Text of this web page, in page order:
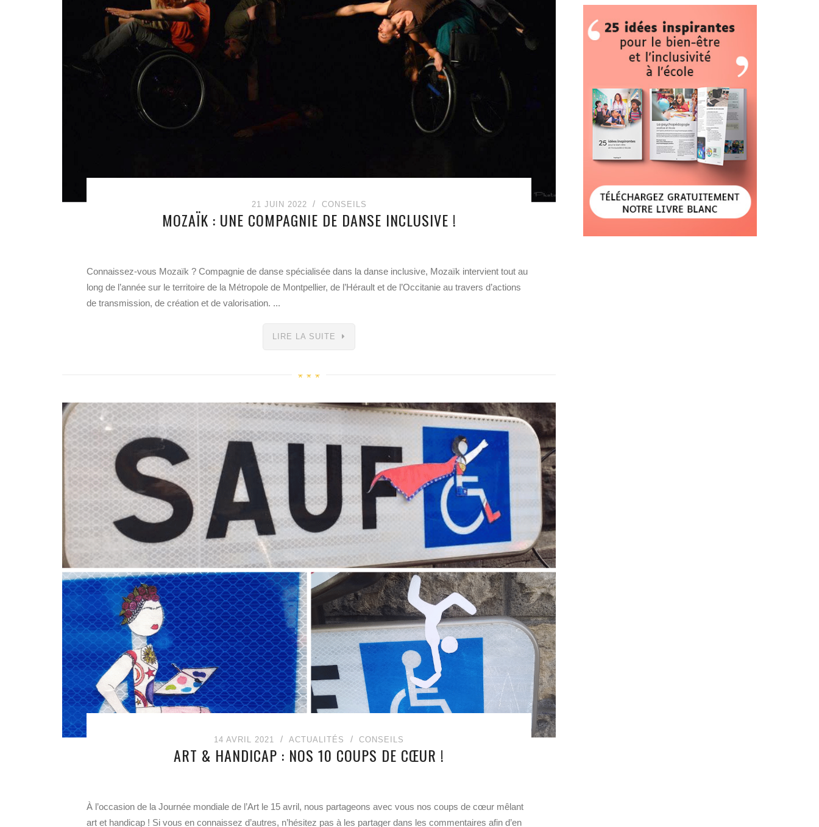
21 JUIN 2022 CONSEILS
MOZAÏK : UNE COMPAGNIE DE DANSE INCLUSIVE !
Connaissez-vous Mozaïk ? Compagnie de danse spécialisée dans la danse inclusive, Mozaïk intervient tout au
long de l’année sur le territoire de la Métropole de Montpellier, de l’Hérault et de l’Occitanie au travers d’actions
de transmission, de création et de valorisation. ...
LIRE LA SUITE
14 AVRIL 2021 ACTUALITÉS CONSEILS
ART & HANDICAP : NOS 10 COUPS DE CŒUR !
À l’occasion de la Journée mondiale de l’Art le 15 avril, nous partageons avec vous nos coups de cœur mêlant
art et handicap ! Si vous en connaissez d’autres, n’hésitez pas à les partager dans les commentaires afin d’en